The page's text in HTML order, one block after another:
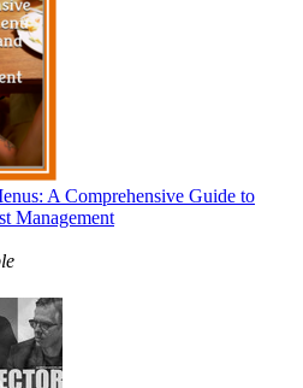
A Comprehensive Guide to
Management